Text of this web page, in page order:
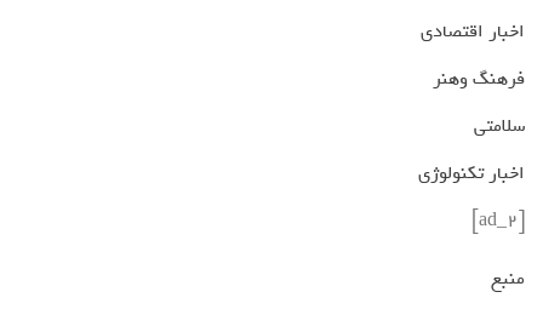
اخبار اقتصادی
فرهنگ وهنر
سلامتی
اخبار تکنولوژی
[ad_2]
منبع